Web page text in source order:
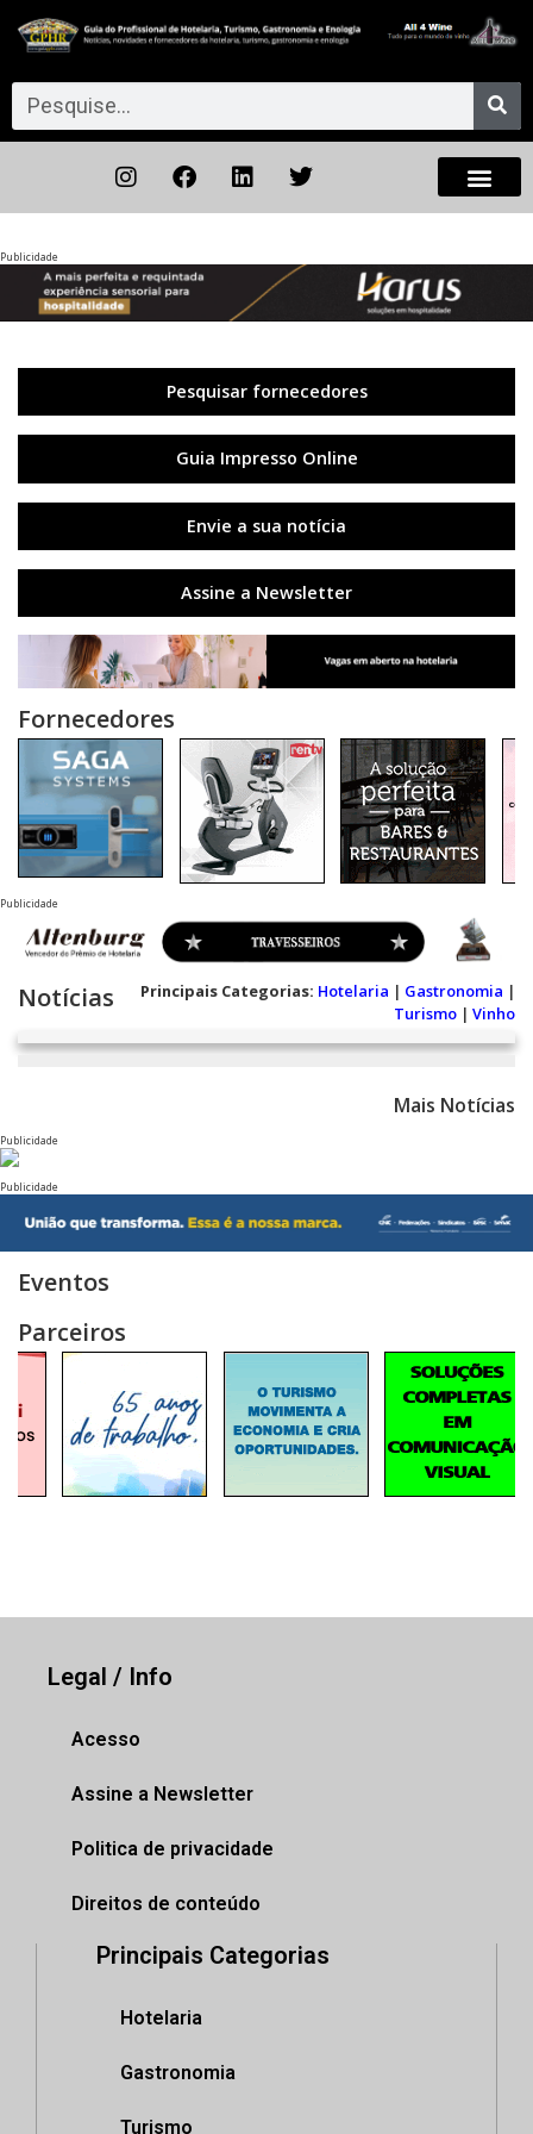
Publicidade
Pesquisar fornecedores
Guia Impresso Online
Envie a sua notícia
Assine a Newsletter
Fornecedores
Publicidade
Notícias Principais Categorias: Hotelaria | Gastronomia |
Turismo | Vinho
Mais Notícias
Publicidade
Publicidade
Eventos
Parceiros
Legal / Info
Acesso
Assine a Newsletter
Politica de privacidade
Direitos de conteúdo
Principais Categorias
Hotelaria
Gastronomia
Turismo